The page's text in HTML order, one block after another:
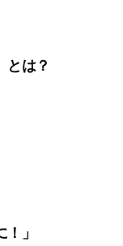
とは？
」